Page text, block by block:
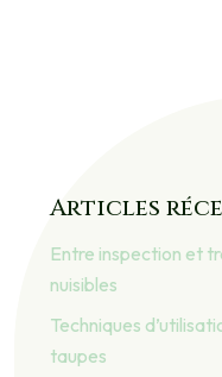
Articles
Entre inspection et
nuisibles
Techniques
taupes